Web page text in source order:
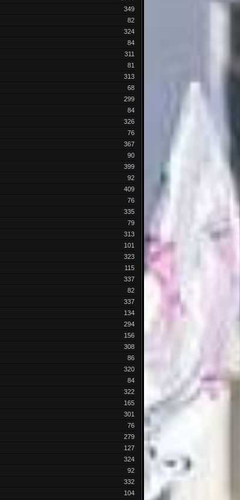
349
82
324
84
311
81
313
68
299
84
326
76
367
90
399
92
409
76
335
79
313
101
323
115
337
82
337
134
294
156
308
86
320
84
322
165
301
76
279
127
324
92
332
104